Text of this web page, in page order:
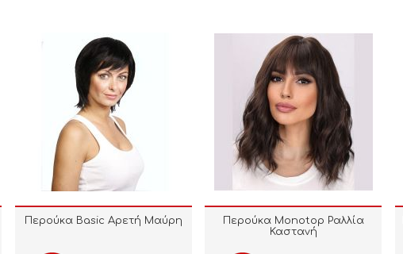
Περούκα Basic Αρετή Μαύρη
Περούκα Monotop Ραλλία
Καστανή